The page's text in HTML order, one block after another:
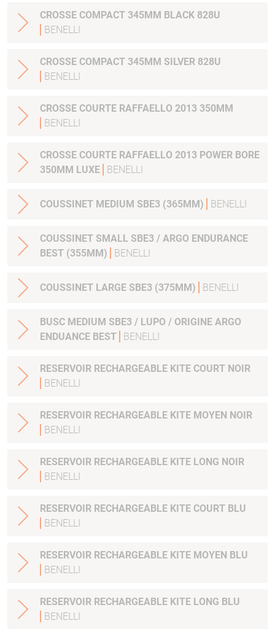
CROSSE COMPACT 345MM BLACK 828U
BENELLI
CROSSE COMPACT 345MM SILVER 828U
BENELLI
CROSSE COURTE RAFFAELLO 2013 350MM
BENELLI
CROSSE COURTE RAFFAELLO 2013 POWER BORE
350MM LUXE
BENELLI
COUSSINET MEDIUM SBE3 (365MM) BENELLI
COUSSINET SMALL SBE3 / ARGO ENDURANCE
BEST (355MM)
BENELLI
COUSSINET LARGE SBE3 (375MM) BENELLI
BUSC MEDIUM SBE3 / LUPO / ORIGINE ARGO
ENDUANCE BEST
BENELLI
RESERVOIR RECHARGEABLE KITE COURT NOIR
BENELLI
RESERVOIR RECHARGEABLE KITE MOYEN NOIR
BENELLI
RESERVOIR RECHARGEABLE KITE LONG NOIR
BENELLI
RESERVOIR RECHARGEABLE KITE COURT BLU
BENELLI
RESERVOIR RECHARGEABLE KITE MOYEN BLU
BENELLI
RESERVOIR RECHARGEABLE KITE LONG BLU
BENELLI